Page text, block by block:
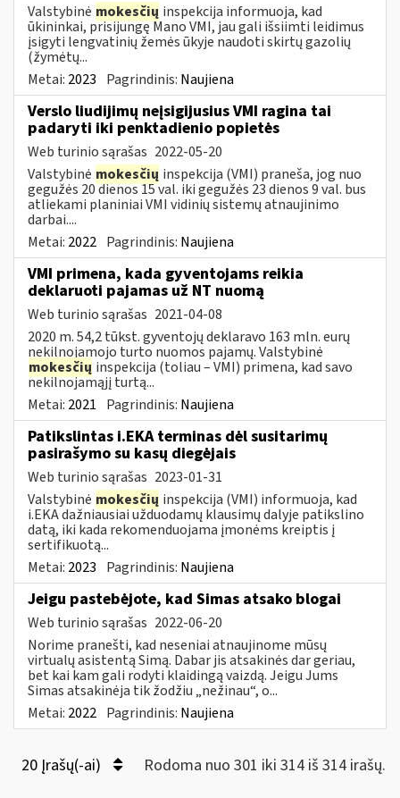
Valstybinė mokesčių inspekcija informuoja, kad
ūkininkai, prisijungę Mano VMI, jau gali išsiimti leidimus
įsigyti lengvatinių žemės ūkyje naudoti skirtų gazolių
(žymėtų...
Metai: 2023 Pagrindinis: Naujiena
Verslo liudijimų neįsigijusius VMI ragina tai
padaryti iki penktadienio popietės
Web turinio sąrašas 2022-05-20
Valstybinė mokesčių inspekcija (VMI) praneša, jog nuo
gegužės 20 dienos 15 val. iki gegužės 23 dienos 9 val. bus
atliekami planiniai VMI vidinių sistemų atnaujinimo
darbai....
Metai: 2022 Pagrindinis: Naujiena
VMI primena, kada gyventojams reikia
deklaruoti pajamas už NT nuomą
Web turinio sąrašas 2021-04-08
2020 m. 54,2 tūkst. gyventojų deklaravo 163 mln. eurų
nekilnojamojo turto nuomos pajamų. Valstybinė
mokesčių inspekcija (toliau – VMI) primena, kad savo
nekilnojamąjį turtą...
Metai: 2021 Pagrindinis: Naujiena
Patikslintas i.EKA terminas dėl susitarimų
pasirašymo su kasų diegėjais
Web turinio sąrašas 2023-01-31
Valstybinė mokesčių inspekcija (VMI) informuoja, kad
i.EKA dažniausiai užduodamų klausimų dalyje patikslino
datą, iki kada rekomenduojama įmonėms kreiptis į
sertifikuotą...
Metai: 2023 Pagrindinis: Naujiena
Jeigu pastebėjote, kad Simas atsako blogai
Web turinio sąrašas 2022-06-20
Norime pranešti, kad neseniai atnaujinome mūsų
virtualų asistentą Simą. Dabar jis atsakinės dar geriau,
bet kai kam gali rodyti klaidingą vaizdą. Jeigu Jums
Simas atsakinėja tik žodžiu „nežinau“, o...
Metai: 2022 Pagrindinis: Naujiena
20 Įrašų(-ai) Rodoma nuo 301 iki 314 iš 314 irašų.